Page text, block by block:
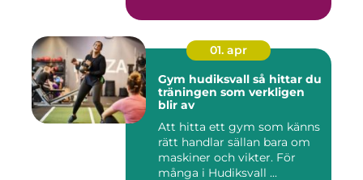
01. apr
Gym hudiksvall så hittar du
träningen som verkligen
blir av
Att hitta ett gym som känns
rätt handlar sällan bara om
maskiner och vikter. För
många i Hudiksvall ...